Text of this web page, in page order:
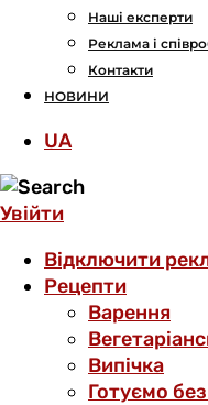
Наші експерти
Реклама і
Контакти
НОВИНИ
UA
Увійти
Відключити
Рецепти
Варення
Випічка
Готуємо